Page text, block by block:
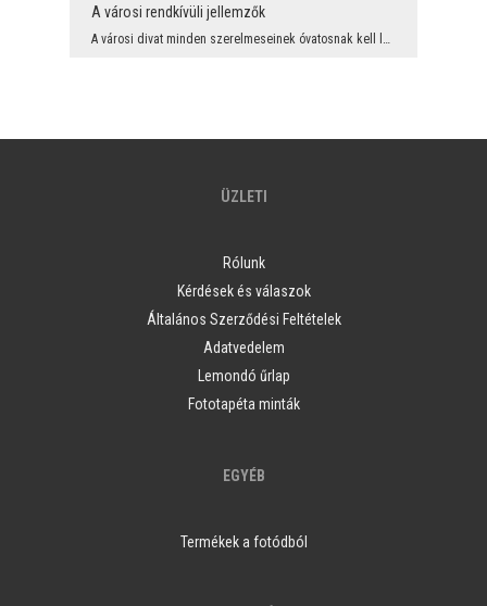
A városi rendkívüli jellemzők
A városi divat minden szerelmeseinek óvatosnak kell lenniük, mert itt van egy olyan modellünk, am...
ÜZLETI
Rólunk
Kérdések és válaszok
Általános Szerződési Feltételek
Adatvedelem
Lemondó űrlap
Fototapéta minták
EGYÉB
Termékek a fotódból